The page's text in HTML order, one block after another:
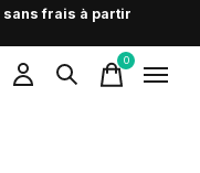
sans frais à partir
0items